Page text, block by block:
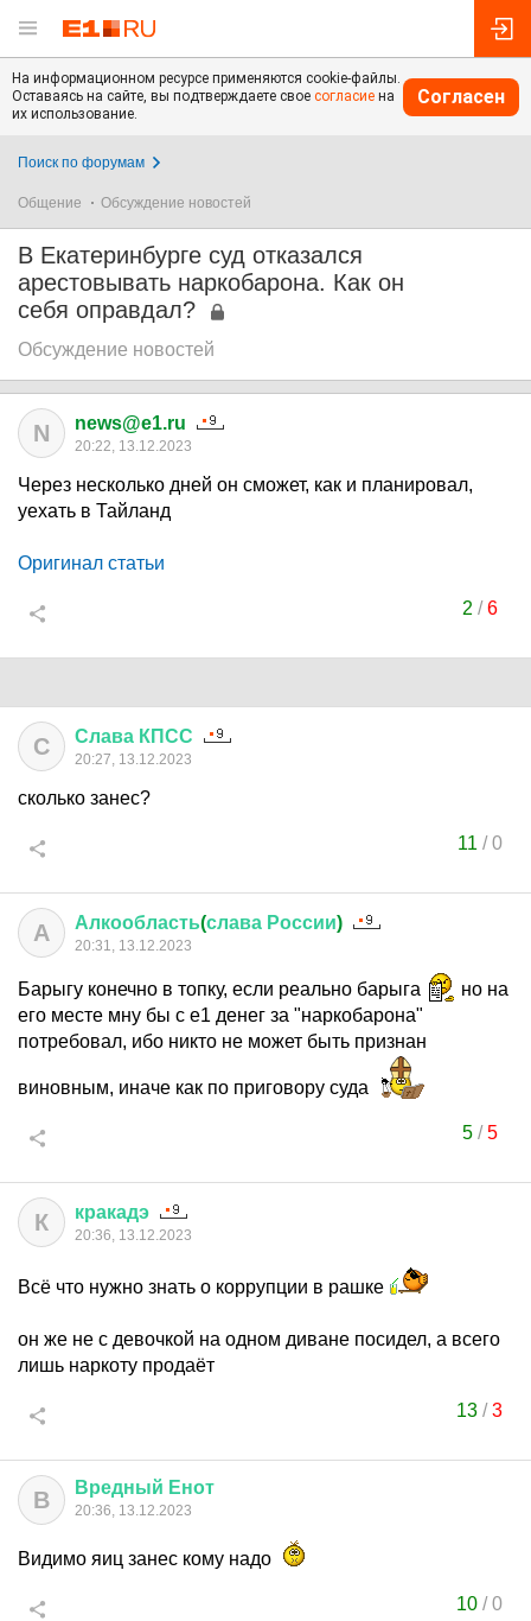
На информационном ресурсе применяются cookie-файлы.
Оставаясь на сайте, вы подтверждаете свое согласие на
их использование.
Согласен
Поиск по форумам
Общение Обсуждение новостей
В Екатеринбурге суд отказался
арестовывать наркобарона. Как он
себя оправдал?
Обсуждение новостей
N news@e1.ru
20:22, 13.12.2023
Через несколько дней он сможет, как и планировал,
уехать в Тайланд
Оригинал статьи
2 /6
С Слава КПСС
20:27, 13.12.2023
сколько занес?
11 /0
А Алкообласть(слава России)
20:31, 13.12.2023
Барыгу конечно в топку, если реально барыга
но на
его месте мну бы с е1 денег за "наркобарона"
потребовал, ибо никто не может быть признан
виновным, иначе как по приговору суда
5/5
К кракадэ
20:36, 13.12.2023
Всё что нужно знать о коррупции в рашке
он же не с девочкой на одном диване посидел, а всего
лишь наркоту продаёт
13 /3
В Вредный Енот
20:36, 13.12.2023
Видимо яиц занес кому надо
10 /0